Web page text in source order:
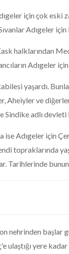
için çok eski
Adıgeler
halklarından
Adıgeler için
yaşardı.
Aheiyler ve
Sindike adlı devleti
ise Adıgeler için
topraklarında
Tarihlerinde
nehrinden başlar
ulaştığı yere